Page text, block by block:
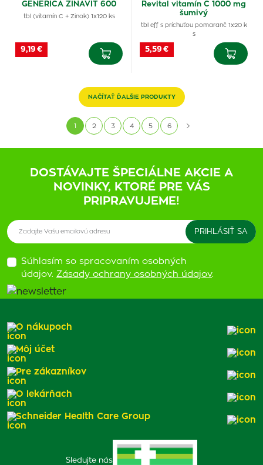
GENERICA ZINAVIT 600
tbl (vitamín C + Zinok) 1x120 ks
9,19 €
Revital vitamín C 1000 mg
šumivý
tbl eff s príchuťou pomaranč 1x20 k
s
5,59 €
NAČÍTAŤ ĎALŠIE PRODUKTY
1 2 3 4 5 6
DOSTÁVAJTE ŠPECIÁLNE AKCIE A
NOVINKY, KTORÉ PRE VÁS
PRIPRAVUJEME!
Súhlasím so spracovaním osobných
údajov. Zásady ochrany osobných údajov.
Sledujte nás
O nákupoch
Môj účet
Pre zákazníkov
O lekárňach
Schneider Health Care Group